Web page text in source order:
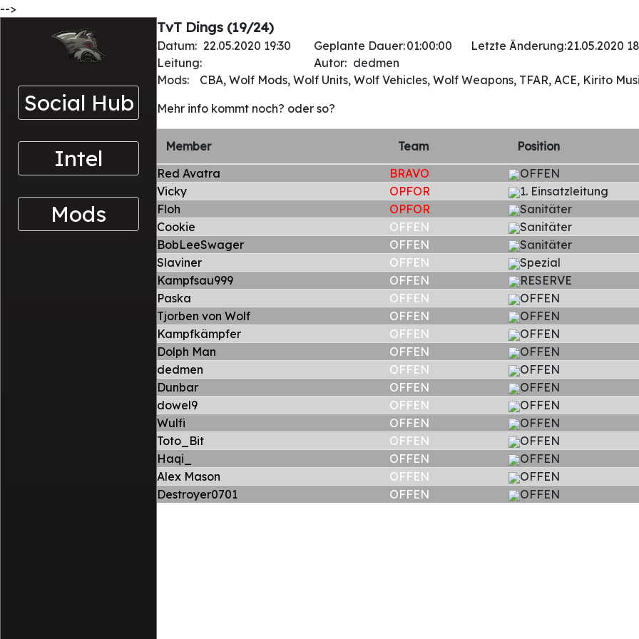
-->
Social Hub
Intel
Mods
TvT Dings (19/24)
Datum: 22.05.2020 19:30 Geplante Dauer:01:00:00 Letzte Änderung:21.05.2020
Leitung:
Autor: dedmen
Mods:
CBA, Wolf Mods, Wolf Units, Wolf Vehicles, Wolf Weapons, TFAR, ACE, Kirito
Mehr info kommt noch? oder so?
Member Team Position
Red Avatra
BRAVO OFFEN
Vicky
OPFOR
1. Einsatzleitung
Floh
OPFOR Sanitäter
Cookie
OFFEN
Sanitäter
BobLeeSwager
OFFEN
Sanitäter
Slaviner
OFFEN
Spezial
Kampfsau999
OFFEN
RESERVE
Paska
OFFEN
OFFEN
Tjorben von Wolf
OFFEN
OFFEN
Kampfkämpfer
OFFEN
OFFEN
Dolph Man
OFFEN
OFFEN
dedmen
OFFEN OFFEN
Dunbar
OFFEN
OFFEN
dowel9
OFFEN
OFFEN
Wulfi
OFFEN
OFFEN
Toto_Bit
OFFEN OFFEN
Haqi_
OFFEN
OFFEN
Alex Mason
OFFEN
OFFEN
Destroyer0701
OFFEN OFFEN